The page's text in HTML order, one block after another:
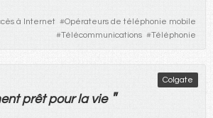
à Internet #Opérateurs de téléphonie mobile
#Télécommunications #Téléphonie
Colgate
prêt pour la vie "